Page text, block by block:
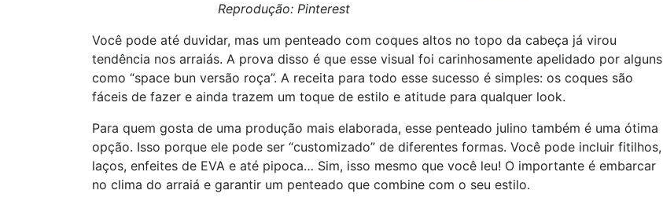
Reprodução: Pinterest
Você pode até duvidar, mas um penteado com coques altos no topo da cabeça já virou
tendência nos arraiás. A prova disso é que esse visual foi carinhosamente apelidado por alguns
como “space bun versão roça”. A receita para todo esse sucesso é simples: os coques são
fáceis de fazer e ainda trazem um toque de estilo e atitude para qualquer look.
Para quem gosta de uma produção mais elaborada, esse penteado julino também é uma ótima
opção. Isso porque ele pode ser “customizado” de diferentes formas. Você pode incluir fitilhos,
laços, enfeites de EVA e até pipoca… Sim, isso mesmo que você leu! O importante é embarcar
no clima do arraiá e garantir um penteado que combine com o seu estilo.